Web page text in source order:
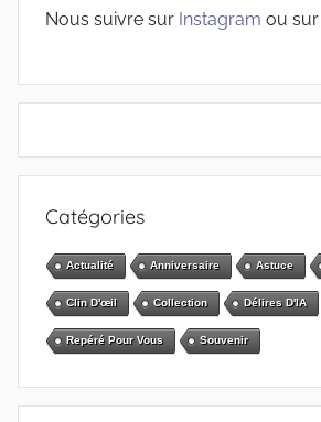
Nous suivre sur Instagram ou sur
Catégories
Actualité Anniversaire Astuce
Clin D'œil Collection Délires D'IA
Repéré Pour Vous Souvenir